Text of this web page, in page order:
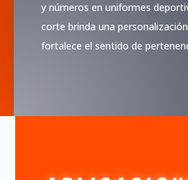
y números en uniformes
corte brinda una
fortalece el sentido de